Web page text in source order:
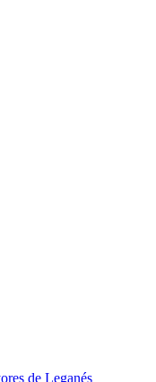
de Leganés